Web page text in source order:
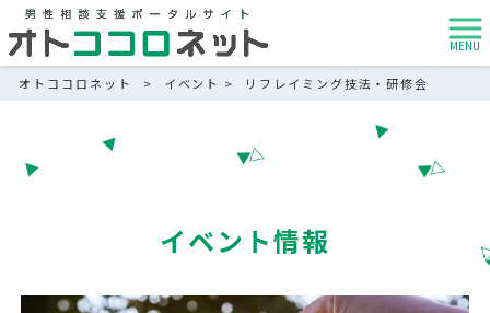
MENU
オトココロネット > イベント > リフレイミング技法・研修会
イベント情報